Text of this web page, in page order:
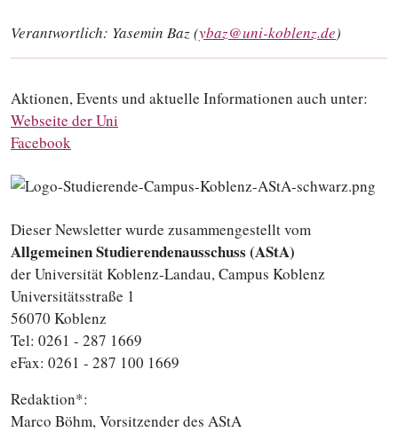
Verantwortlich: Yasemin Baz (ybaz@uni-koblenz.de)
Aktionen, Events und aktuelle Informationen auch unter:
Webseite der Uni
Facebook
Dieser Newsletter wurde zusammengestellt vom
Allgemeinen Studierendenausschuss (AStA)
der Universität Koblenz-Landau, Campus Koblenz
Universitätsstraße 1
56070 Koblenz
Tel: 0261 - 287 1669
eFax: 0261 - 287 100 1669
Redaktion*:
Marco Böhm, Vorsitzender des AStA